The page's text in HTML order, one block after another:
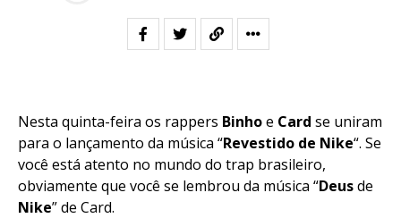
Nesta quinta-feira os rappers Binhoe Card se uniram
para o lançamento da música “Revestido de Nike“. Se
você está atento no mundo do trap brasileiro,
obviamente que você se lembrou da música “Deusde
Nike” de Card.